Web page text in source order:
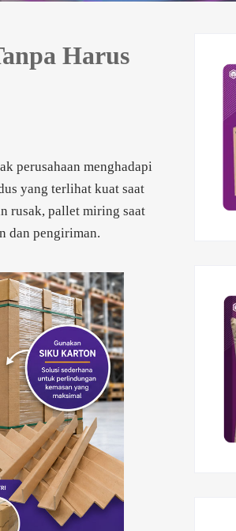
Harus
perusahaan menghadapi
yang terlihat kuat saat
rusak, pallet miring saat
dan pengiriman.